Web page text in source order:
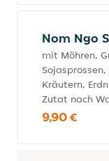
Nom Ngo
mit Möhren,
Kräutern,
Zutat nach
9,90 €